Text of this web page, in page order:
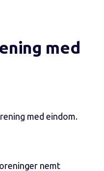
med
med eindom.
nemt